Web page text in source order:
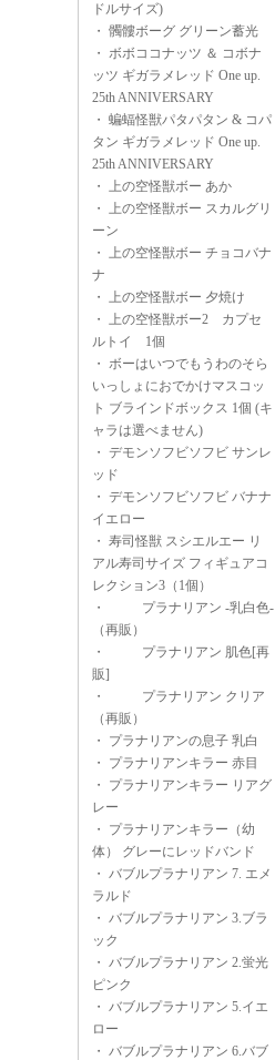
ドルサイズ)
・ 髑髏ボーグ グリーン蓄光
・ ボボココナッツ ＆ コボナ
ッツ ギガラメレッド One up.
25th ANNIVERSARY
・ 蝙蝠怪獣パタパタン & コパ
タン ギガラメレッド One up.
25th ANNIVERSARY
・ 上の空怪獣ボー あか
・ 上の空怪獣ボー スカルグリ
ーン
・ 上の空怪獣ボー チョコバナ
ナ
・ 上の空怪獣ボー 夕焼け
・ 上の空怪獣ボー2 カプセ
ルトイ 1個
・ ボーはいつでもうわのそら
いっしょにおでかけマスコッ
ト ブラインドボックス 1個 (キ
ャラは選べません)
・ デモンソフビソフビ サンレ
ッド
・ デモンソフビソフビ バナナ
イエロー
・ 寿司怪獣 スシエルエー リ
アル寿司サイズ フィギュアコ
レクション3（1個）
・
プラナリアン -乳白色-
（再販）
・
プラナリアン 肌色[再
販]
・
プラナリアン クリア
（再販）
・ プラナリアンの息子 乳白
・ プラナリアンキラー 赤目
・ プラナリアンキラー リアグ
レー
・ プラナリアンキラー（幼
体） グレーにレッドバンド
・ バブルプラナリアン 7. エメ
ラルド
・ バブルプラナリアン 3.ブラ
ック
・ バブルプラナリアン 2.蛍光
ピンク
・ バブルプラナリアン 5.イエ
ロー
・ バブルプラナリアン 6.バブ